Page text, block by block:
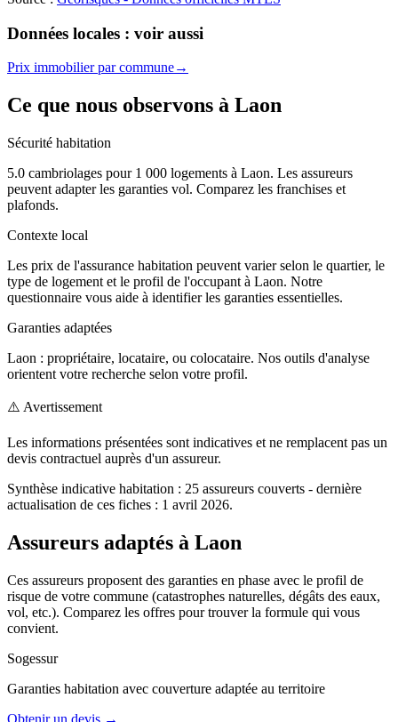
Données locales : voir aussi
Prix immobilier par commune→
Ce que nous observons à Laon
Sécurité habitation
5.0 cambriolages pour 1 000 logements à Laon. Les assureurs
peuvent adapter les garanties vol. Comparez les franchises et
plafonds.
Contexte local
Les prix de l'assurance habitation peuvent varier selon le quartier, le
type de logement et le profil de l'occupant à Laon. Notre
questionnaire vous aide à identifier les garanties essentielles.
Garanties adaptées
Laon : propriétaire, locataire, ou colocataire. Nos outils d'analyse
orientent votre recherche selon votre profil.
⚠️ Avertissement
Les informations présentées sont indicatives et ne remplacent pas un
devis contractuel auprès d'un assureur.
Synthèse indicative habitation : 25 assureurs couverts - dernière
actualisation de ces fiches : 1 avril 2026.
Assureurs adaptés à Laon
Ces assureurs proposent des garanties en phase avec le profil de
risque de votre commune (catastrophes naturelles, dégâts des eaux,
vol, etc.). Comparez les offres pour trouver la formule qui vous
convient.
Sogessur
Garanties habitation avec couverture adaptée au territoire
Obtenir un devis →